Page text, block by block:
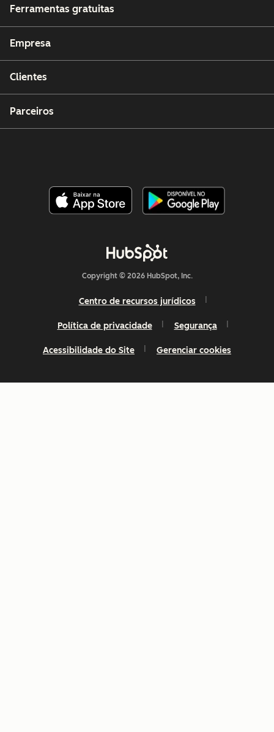
Ferramentas gratuitas
Empresa
Clientes
Parceiros
Copyright © 2026 HubSpot, Inc.
Centro de recursos jurídicos
Política de privacidade Segurança
Acessibilidade do Site Gerenciar cookies